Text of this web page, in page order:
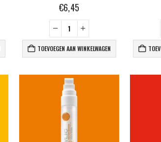
€6,45
TOEVOEGEN AAN WINKELWAGEN